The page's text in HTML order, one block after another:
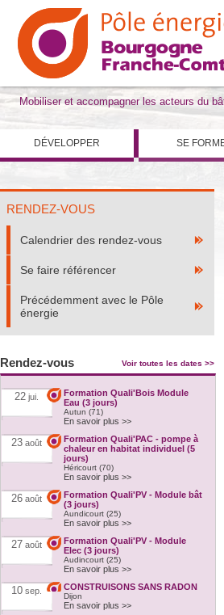
Mobiliser et accompagner les acteurs du
DÉVELOPPER SE
RENDEZ-VOUS
Calendrier des rendez-vous
Se faire référencer
Précédemment avec le Pôle
énergie
Rendez-vous Voir toutes les dates >>
22 jui.
Formation Quali'Bois Module
Eau (3 jours)
Autun (71)
En savoir plus >>
23 août
Formation Quali'PAC - pompe à
chaleur en habitat individuel (5
jours)
Héricourt (70)
En savoir plus >>
26 août
Formation Quali'PV - Module bât
(3 jours)
Aundicourt (25)
En savoir plus >>
27 août
Formation Quali'PV - Module
Elec (3 jours)
Audincourt (25)
En savoir plus >>
10 sep. CONSTRUISONS SANS RADON
Dijon
En savoir plus >>